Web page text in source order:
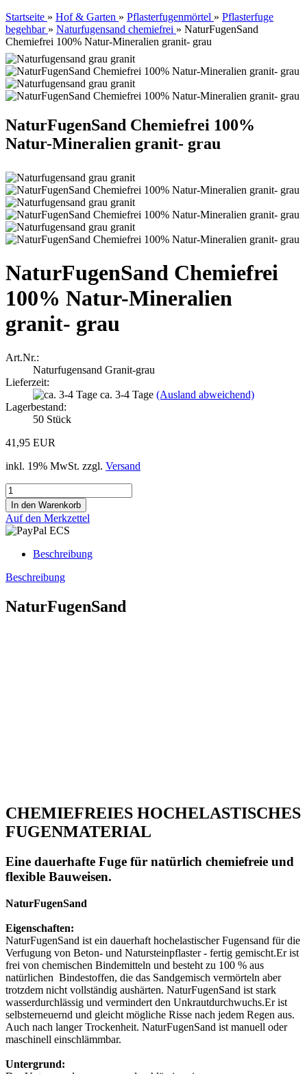
Startseite » Hof & Garten » Pflasterfugenmörtel » Pflasterfuge
begehbar » Naturfugensand chemiefrei » NaturFugenSand
Chemiefrei 100% Natur-Mineralien granit- grau
NaturFugenSand Chemiefrei 100%
Natur-Mineralien granit- grau
NaturFugenSand Chemiefrei
100% Natur-Mineralien
granit- grau
Art.Nr.:
Naturfugensand Granit-grau
Lieferzeit:
ca. 3-4 Tage (Ausland abweichend)
Lagerbestand:
50 Stück
41,95 EUR
inkl. 19% MwSt. zzgl. Versand
Auf den Merkzettel
Beschreibung
Beschreibung
NaturFugenSand
CHEMIEFREIES HOCHELASTISCHES
FUGENMATERIAL
Eine dauerhafte Fuge für natürlich chemiefreie und
flexible Bauweisen.
NaturFugenSand
Eigenschaften:
NaturFugenSand ist ein dauerhaft hochelastischer Fugensand für die
Verfugung von Beton- und Natursteinpflaster - fertig gemischt.Er ist
frei von chemischen Bindemitteln und besteht zu 100 % aus
natürlichen Bindestoffen, die das Sandgemisch vermörteln aber
trotzdem nicht vollständig aushärten. NaturFugenSand ist stark
wasserdurchlässig und vermindert den Unkrautdurchwuchs.Er ist
selbsterneuernd und gleicht mögliche Risse nach jedem Regen aus.
Auch nach langer Trockenheit. NaturFugenSand ist manuell oder
maschinell einschlämmbar.
Untergrund: